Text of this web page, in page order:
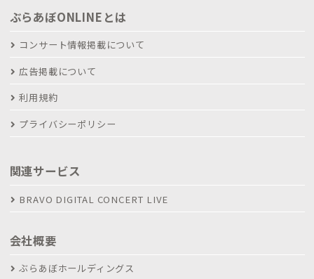
ぶらあぼONLINEとは
コンサート情報掲載について
広告掲載について
利用規約
プライバシーポリシー
関連サービス
BRAVO DIGITAL CONCERT LIVE
会社概要
ぶらあぼホールディングス